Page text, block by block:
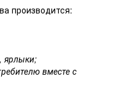
производится:
ярлыки;
вместе с